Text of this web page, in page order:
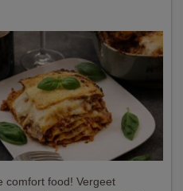
comfort food! Vergeet